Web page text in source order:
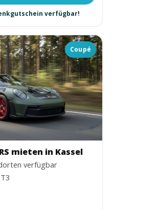
verfügbar!
Coupé
mieten in Kassel
verfügbar